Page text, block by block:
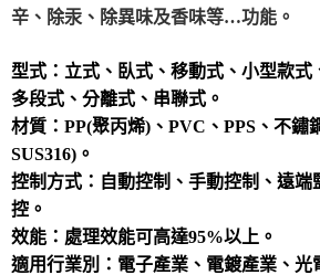
辛、除汞、除異味及香味等…功能。
型式：立式、臥式、移動式、小型款式
多段式、分離式、串聯式。
材質：PP(聚丙烯)、PVC、PPS、不鏽
SUS316)。
控制方式：自動控制、手動控制、遠端
控。
效能：處理效能可高達95%以上。
適用行業別：電子產業、電鍍產業、光